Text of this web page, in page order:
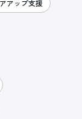
アップ支援